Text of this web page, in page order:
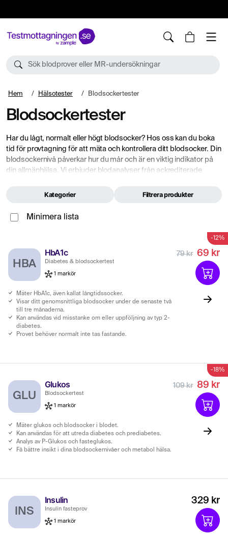
Sök blodprover eller MR-undersökningar
Hem Hälsotester Blodsockertester
Blodsockertester
Har du lågt, normalt eller högt blodsocker? Hos oss kan du boka
tid för provtagning för att mäta och kontrollera ditt blodsocker. Din
blodsockernivå påverkar hur du mår och är en viktig indikator på
din allmänhälsa. Vi erbjuder blodanalyser från ackrediterade
(långtidssocker), C-peptid, vilket kan ge en
risken för diabetes. Våra blodprover passar både för dig som vill
Kategorier Filtrera produkter
Minimera lista
-12%
HBA
HbA1c
Diabetes & blodsockertest
1 markör
Mäter HbA1c, även kallat långtidssocker.
Visar ditt genomsnittliga blodsocker under de senaste två
till tre månaderna.
Kan användas vid misstanke om eller uppföljning av typ 2-
diabetes.
Provet behöver normalt inte tas fastande.
79 kr 69 kr
-18%
GLU
Glukos
Blodsockertest
1 markör
Mäter glukos och blodsocker i blodet.
Kan användas för att utreda diabetes och prediabetes.
Analys av P-Glukos och fasteglukos.
Få bättre insikt i dina blodsockernivåer och metabol hälsa.
109 kr 89 kr
INS
Insulin
Insulin fasteprov
1 markör
329 kr